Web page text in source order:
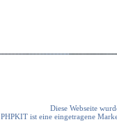
Diese Webseite
PHPKIT ist eine eingetragene